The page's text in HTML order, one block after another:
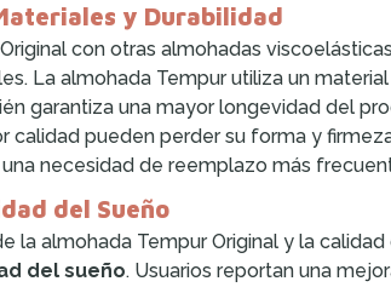
y Durabilidad
con otras almohadas
La almohada Tempur utiliza un
garantiza una mayor longevidad del
calidad pueden perder su forma y
necesidad de reemplazo más
del Sueño
la almohada Tempur Original y la
del sueño. Usuarios reportan una